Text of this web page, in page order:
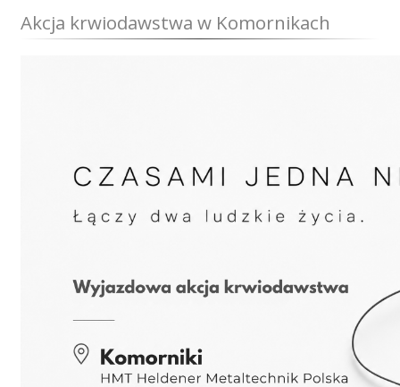
Akcja krwiodawstwa w Komornikach